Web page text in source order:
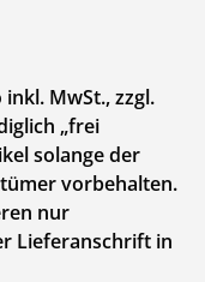
MwSt., zzgl.
„frei
solange der
vorbehalten.
nur
Lieferanschrift in